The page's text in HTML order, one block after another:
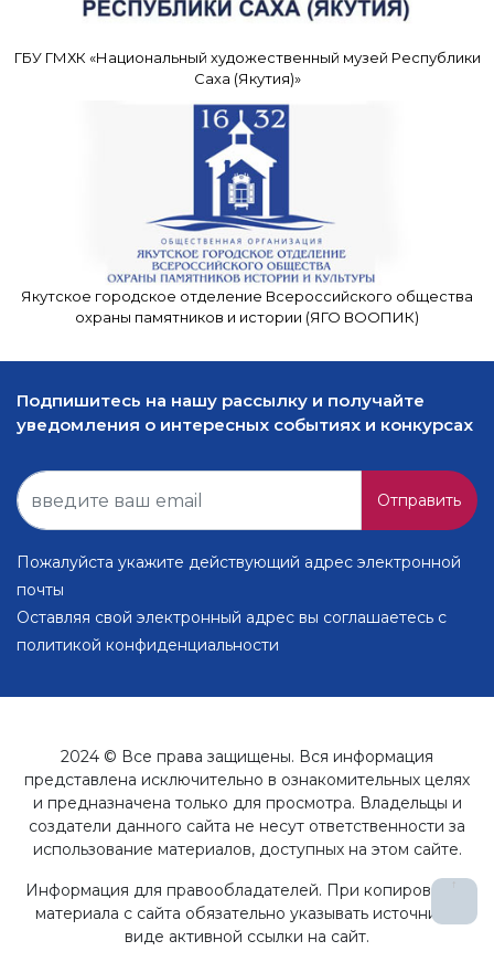
ГБУ ГМХК «Национальный художественный музей Республики
Саха (Якутия)»
Якутское городское отделение Всероссийского общества
охраны памятников и истории (ЯГО ВООПИК)
Подпишитесь на нашу рассылку и получайте
уведомления о интересных событиях и конкурсах
Отправить
Пожалуйста укажите действующий адрес электронной
почты
Оставляя свой электронный адрес вы соглашаетесь с
политикой конфиденциальности
2024 © Все права защищены. Вся информация
представлена исключительно в ознакомительных целях
и предназначена только для просмотра. Владельцы и
создатели данного сайта не несут ответственности за
использование материалов, доступных на этом сайте.
Информация для правообладателей. При копировании
материала с сайта обязательно указывать источник в
виде активной ссылки на сайт.
↑